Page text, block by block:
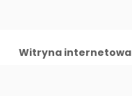
Witryna internetowa